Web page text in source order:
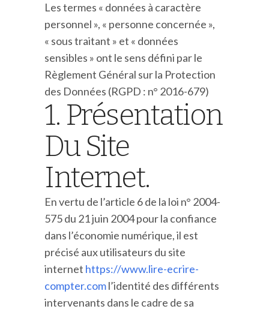
Les termes « données à caractère
personnel », « personne concernée »,
« sous traitant » et « données
sensibles » ont le sens défini par le
Règlement Général sur la Protection
des Données (RGPD : n° 2016-679)
1. Présentation
Du Site
Internet.
En vertu de l’article 6 de la loi n° 2004-
575 du 21 juin 2004 pour la confiance
dans l’économie numérique, il est
précisé aux utilisateurs du site
internet https://www.lire-ecrire-
compter.coml’identité des différents
intervenants dans le cadre de sa